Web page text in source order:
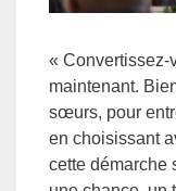
« Convertissez-
maintenant.
sœurs, pour
en choisissant
cette démarche